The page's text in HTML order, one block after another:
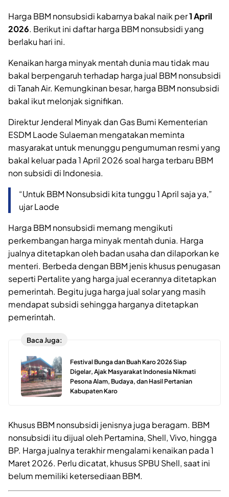
Harga BBM nonsubsidi kabarnya bakal naik per1 April
2026. Berikut ini daftar harga BBM nonsubsidi yang
berlaku hari ini.
Kenaikan harga minyak mentah dunia mau tidak mau
bakal berpengaruh terhadap harga jual BBM nonsubsidi
di Tanah Air. Kemungkinan besar, harga BBM nonsubsidi
bakal ikut melonjak signifikan.
Direktur Jenderal Minyak dan Gas Bumi Kementerian
ESDM Laode Sulaeman mengatakan meminta
masyarakat untuk menunggu pengumuman resmi yang
bakal keluar pada 1 April 2026 soal harga terbaru BBM
non subsidi di Indonesia.
“Untuk BBM Nonsubsidi kita tunggu 1 April saja ya,”
ujar Laode
Harga BBM nonsubsidi memang mengikuti
perkembangan harga minyak mentah dunia. Harga
jualnya ditetapkan oleh badan usaha dan dilaporkan ke
menteri. Berbeda dengan BBM jenis khusus penugasan
seperti Pertalite yang harga jual ecerannya ditetapkan
pemerintah. Begitu juga harga jual solar yang masih
mendapat subsidi sehingga harganya ditetapkan
pemerintah.
Baca Juga:
Festival Bunga dan Buah Karo 2026 Siap
Digelar, Ajak Masyarakat Indonesia Nikmati
Pesona Alam, Budaya, dan Hasil Pertanian
Kabupaten Karo
Khusus BBM nonsubsidi jenisnya juga beragam. BBM
nonsubsidi itu dijual oleh Pertamina, Shell, Vivo, hingga
BP. Harga jualnya terakhir mengalami kenaikan pada 1
Maret 2026. Perlu dicatat, khusus SPBU Shell, saat ini
belum memiliki ketersediaan BBM.